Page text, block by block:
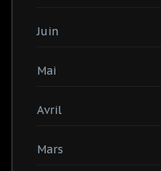
Juin
Mai
Avril
Mars